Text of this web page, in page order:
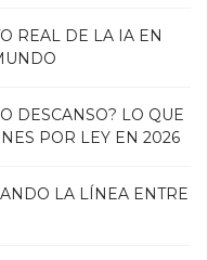
REAL DE LA IA EN
DESCANSO? LO QUE
POR LEY EN 2026
LA LÍNEA ENTRE